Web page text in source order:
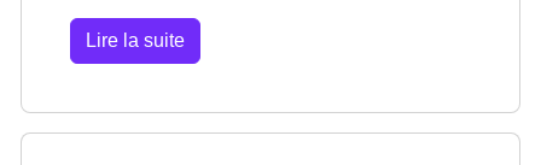
Lire la suite